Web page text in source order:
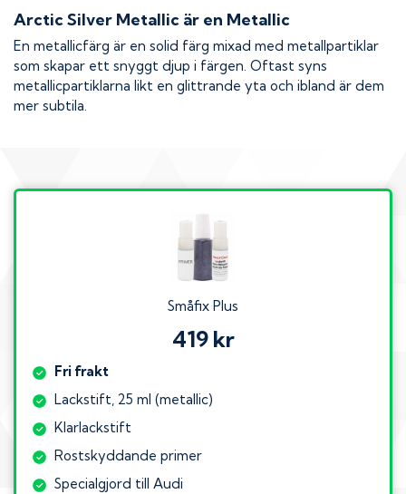
Arctic Silver Metallic är en Metallic
En metallicfärg är en solid färg mixad med metallpartiklar
som skapar ett snyggt djup i färgen. Oftast syns
metallicpartiklarna likt en glittrande yta och ibland är dem
mer subtila.
Småfix Plus
419 kr
Fri frakt
Lackstift, 25 ml (metallic)
Klarlackstift
Rostskyddande primer
Specialgjord till Audi